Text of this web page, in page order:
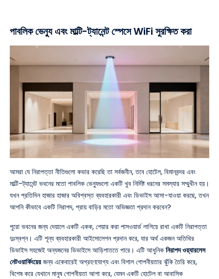
পাবলিক ভেন্যু এবং মাল্টি-ট্যানেন্ট স্পেসে WiFi সুরক্ষিত করা
আমরা যে নিরাপত্তা নীতিগুলো কভার করেছি তা সর্বজনীন, তবে হোটেল, বিমানবন্দর এবং
মাল্টি-ট্যানেন্ট ভবনের মতো পাবলিক ভেন্যুগুলো একটি খুব নির্দিষ্ট ধরনের সমস্যার সম্মুখীন হয়।
যখন প্রতিদিন হাজার হাজার অবিশ্বস্ত ব্যবহারকারী এবং ডিভাইস আসা-যাওয়া করছে, তখন
আপনি কীভাবে একটি নিরাপদ, প্রায় বাড়ির মতো অভিজ্ঞতা প্রদান করবেন?
পুরো ভবনের জন্য দেয়ালে একটি একক, শেয়ার করা পাসওয়ার্ড লাগিয়ে রাখা একটি নিরাপত্তা
দুঃস্বপ্ন। এটি শূন্য ব্যবহারকারী আইসোলেশন প্রদান করে, যার অর্থ একজন অতিথির
ডিভাইস সহজেই অন্যজনের ডিভাইসে আড়িপাততে পারে। এটি আধুনিক নিরাপদ ওয়্যারলেস
নেটওয়ার্কিংয়েরজন্য একেবারেই অগ্রহণযোগ্য এবং বিশাল গোপনীয়তার ঝুঁকি তৈরি করে,
বিশেষ করে যেখানে মানুষ গোপনীয়তা আশা করে, যেমন একটি হোটেল বা আবাসিক